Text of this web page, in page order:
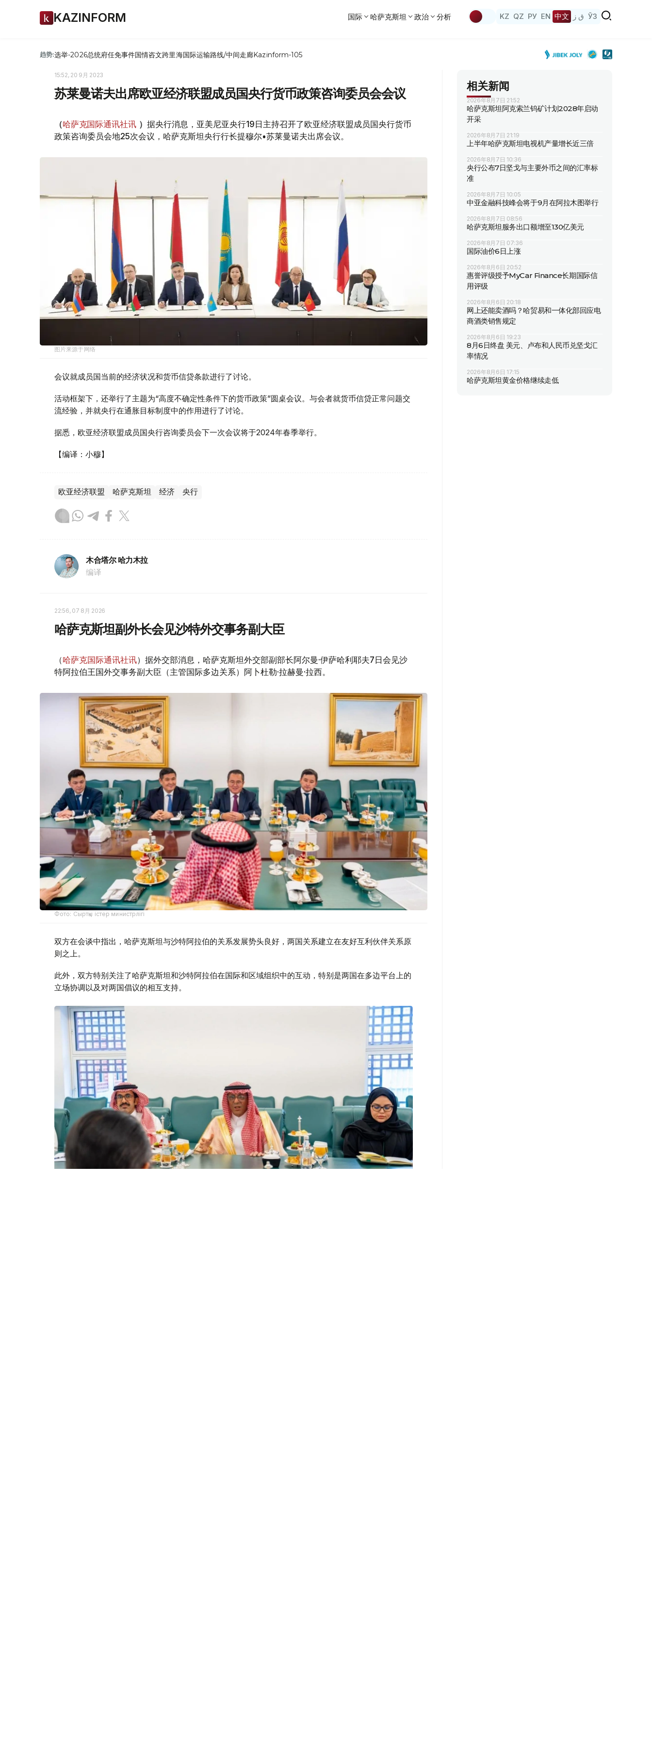
KAZINFORM 国际 哈萨克斯坦 政治 分析 KZ QZ РУ EN 中文 ق ز ЎЗ
趋势:选举-2026总统府任免事件国情咨文跨里海国际运输路线/中间走廊Kazinform-105
15:52, 20 9月 2023
苏莱曼诺夫出席欧亚经济联盟成员国央行货币政策咨询委员会会议
（哈萨克国际通讯社讯 ）据央行消息，亚美尼亚央行19日主持召开了欧亚经济联盟成员国央行货币
政策咨询委员会地25次会议，哈萨克斯坦央行行长提穆尔•苏莱曼诺夫出席会议。
图片来源于网络
会议就成员国当前的经济状况和货币信贷条款进行了讨论。
活动框架下，还举行了主题为“高度不确定性条件下的货币政策”圆桌会议。与会者就货币信贷正常问题交
流经验，并就央行在通胀目标制度中的作用进行了讨论。
据悉，欧亚经济联盟成员国央行咨询委员会下一次会议将于2024年春季举行。
【编译：小穆】
欧亚经济联盟 哈萨克斯坦 经济 央行
木合塔尔 哈力木拉
编译
22:56, 07 8月 2026
哈萨克斯坦副外长会见沙特外交事务副大臣
（哈萨克国际通讯社讯）据外交部消息，哈萨克斯坦外交部副部长阿尔曼·伊萨哈利耶夫7日会见沙
特阿拉伯王国外交事务副大臣（主管国际多边关系）阿卜杜勒·拉赫曼·拉西。
Фото: Сыртқы істер министрлігі
双方在会谈中指出，哈萨克斯坦与沙特阿拉伯的关系发展势头良好，两国关系建立在友好互利伙伴关系原
则之上。
此外，双方特别关注了哈萨克斯坦和沙特阿拉伯在国际和区域组织中的互动，特别是两国在多边平台上的
立场协调以及对两国倡议的相互支持。
相关新闻
2026年8月7日 21:52
哈萨克斯坦阿克索兰钨矿计划2028年启动
开采
2026年8月7日 21:19
上半年哈萨克斯坦电视机产量增长近三倍
2026年8月7日 10:36
央行公布7日坚戈与主要外币之间的汇率标
准
2026年8月7日 10:05
中亚金融科技峰会将于9月在阿拉木图举行
2026年8月7日 08:56
哈萨克斯坦服务出口额增至130亿美元
2026年8月7日 07:36
国际油价6日上涨
2026年8月6日 20:52
惠誉评级授予MyCar Finance长期国际信
用评级
2026年8月6日 20:18
网上还能卖酒吗？哈贸易和一体化部回应电
商酒类销售规定
2026年8月6日 19:23
8月6日终盘 美元、卢布和人民币兑坚戈汇
率情况
2026年8月6日 17:15
哈萨克斯坦黄金价格继续走低